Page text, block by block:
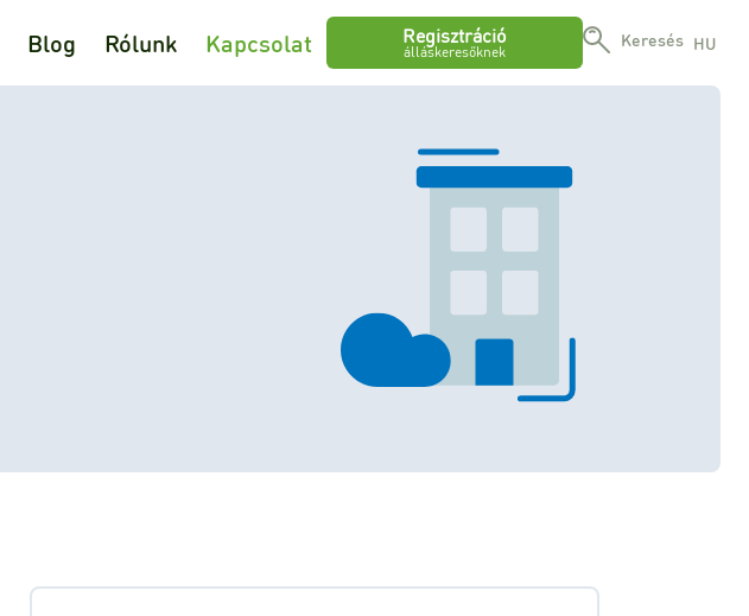
Blog Rólunk Kapcsolat Regisztráció
álláskeresőknek
Keresés HU